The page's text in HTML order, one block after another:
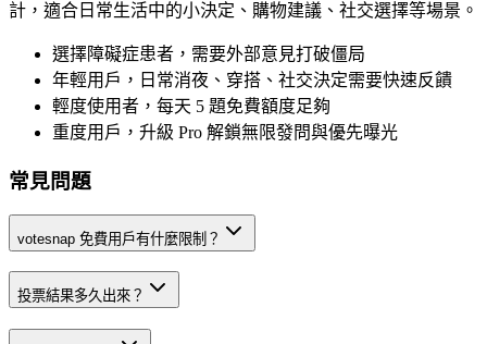
計，適合日常生活中的小決定、購物建議、社交選擇等場景。
選擇障礙症患者，需要外部意見打破僵局
年輕用戶，日常消夜、穿搭、社交決定需要快速反饋
輕度使用者，每天 5 題免費額度足夠
重度用戶，升級 Pro 解鎖無限發問與優先曝光
常見問題
votesnap 免費用戶有什麼限制？
投票結果多久出來？